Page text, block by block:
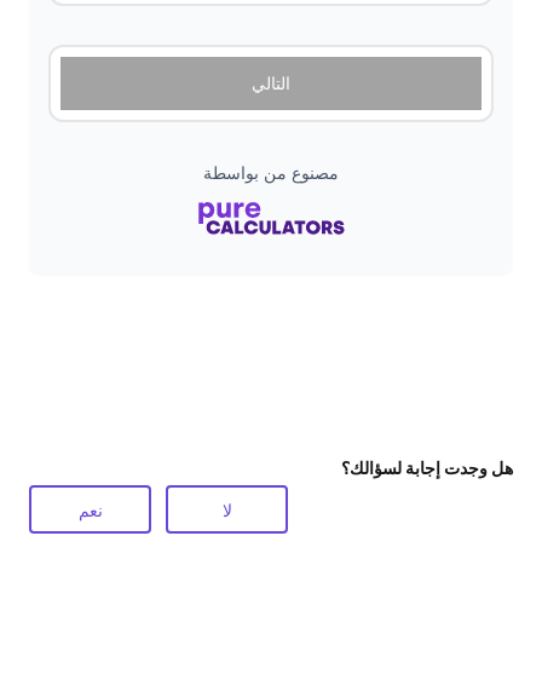
o
التالي
مصنوع من بواسطة
هل وجدت إجابة لسؤالك؟
نعم لا